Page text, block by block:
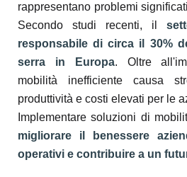
rappresentano problemi
Secondo studi recenti, il
responsabile di circa il 30%
serra in Europa. Oltre
mobilità inefficiente causa
produttività e costi elevati per le
Implementare soluzioni di
migliorare il benessere
operativi e contribuire a un